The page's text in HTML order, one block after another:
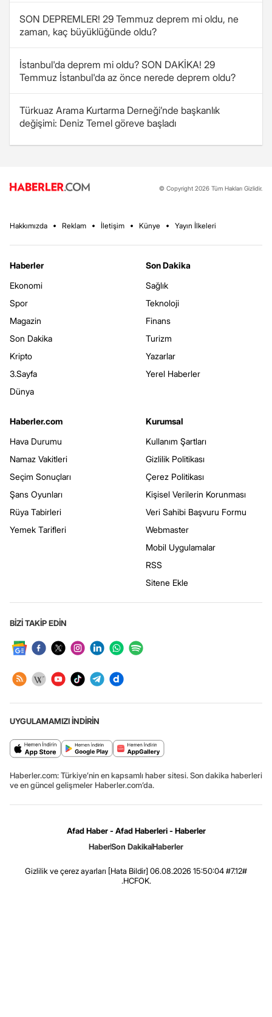
SON DEPREMLER! 29 Temmuz deprem mi oldu, ne
zaman, kaç büyüklüğünde oldu?
İstanbul'da deprem mi oldu? SON DAKİKA! 29
Temmuz İstanbul'da az önce nerede deprem oldu?
Türkuaz Arama Kurtarma Derneği’nde başkanlık
değişimi: Deniz Temel göreve başladı
© Copyright 2026 Tüm Hakları Gizlidir.
Hakkımızda Reklam İletişim Künye Yayın İlkeleri
Haberler
Ekonomi
Spor
Magazin
Son Dakika
Kripto
3.Sayfa
Dünya
Son Dakika
Sağlık
Teknoloji
Finans
Turizm
Yazarlar
Yerel Haberler
Haberler.com
Hava Durumu
Namaz Vakitleri
Seçim Sonuçları
Şans Oyunları
Rüya Tabirleri
Yemek Tarifleri
Kurumsal
Kullanım Şartları
Gizlilik Politikası
Çerez Politikası
Kişisel Verilerin Korunması
Veri Sahibi Başvuru Formu
Webmaster
Mobil Uygulamalar
RSS
Sitene Ekle
BİZİ TAKİP EDİN
UYGULAMAMIZI İNDİRİN
Haberler.com: Türkiye’nin en kapsamlı haber sitesi. Son dakika haberleri
ve en güncel gelişmeler Haberler.com’da.
Afad Haber - Afad Haberleri - Haberler
HaberSon DakikaHaberler
Gizlilik ve çerez ayarları [Hata Bildir] 06.08.2026 15:50:04 #7.12#
.HCFOK.